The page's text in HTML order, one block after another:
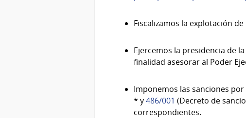
Fiscalizamos la explotación
Ejercemos la presidencia de la
finalidad asesorar al Poder
Imponemos las sanciones
* y486/001 (Decreto de
correspondientes.